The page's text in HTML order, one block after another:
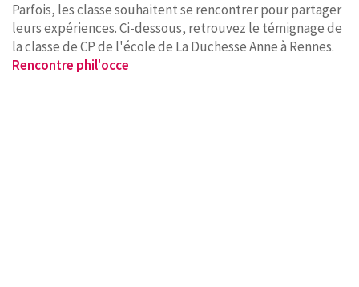
Parfois, les classe souhaitent se rencontrer pour partager
leurs expériences. Ci-dessous, retrouvez le témignage de
la classe de CP de l'école de La Duchesse Anne à Rennes.
Rencontre phil'occe